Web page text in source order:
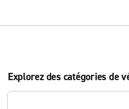
Explorez des catégories de